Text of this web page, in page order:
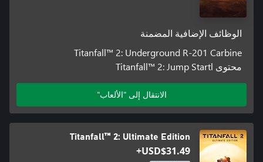
الوظائف الإضافية المضمنة
Titanfall™ 2: Underground R-201 Carbine
محتوى Titanfall™ 2: Jump Startl
الانتقال إلى "الألعاب"
Titanfall™ 2: Ultimate Edition
USD$31.49+